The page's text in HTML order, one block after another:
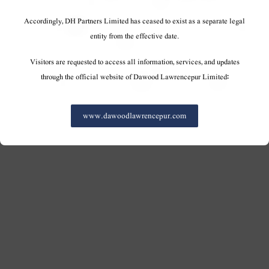
Accordingly, DH Partners Limited has ceased to exist as a separate legal
entity from the effective date.
Visitors are requested to access all information, services, and updates
through the official website of Dawood Lawrencepur Limited:
www.dawoodlawrencepur.com
Copyright © 2019, All Rights Reserved.
Contact Us | Sitemap | Disclaimer